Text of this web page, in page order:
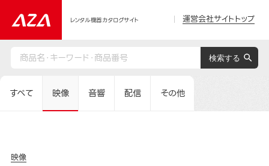
レンタル機器カタログサイト 運営会社サイトトップ
すべて 映像 音響 配信 その他
映像